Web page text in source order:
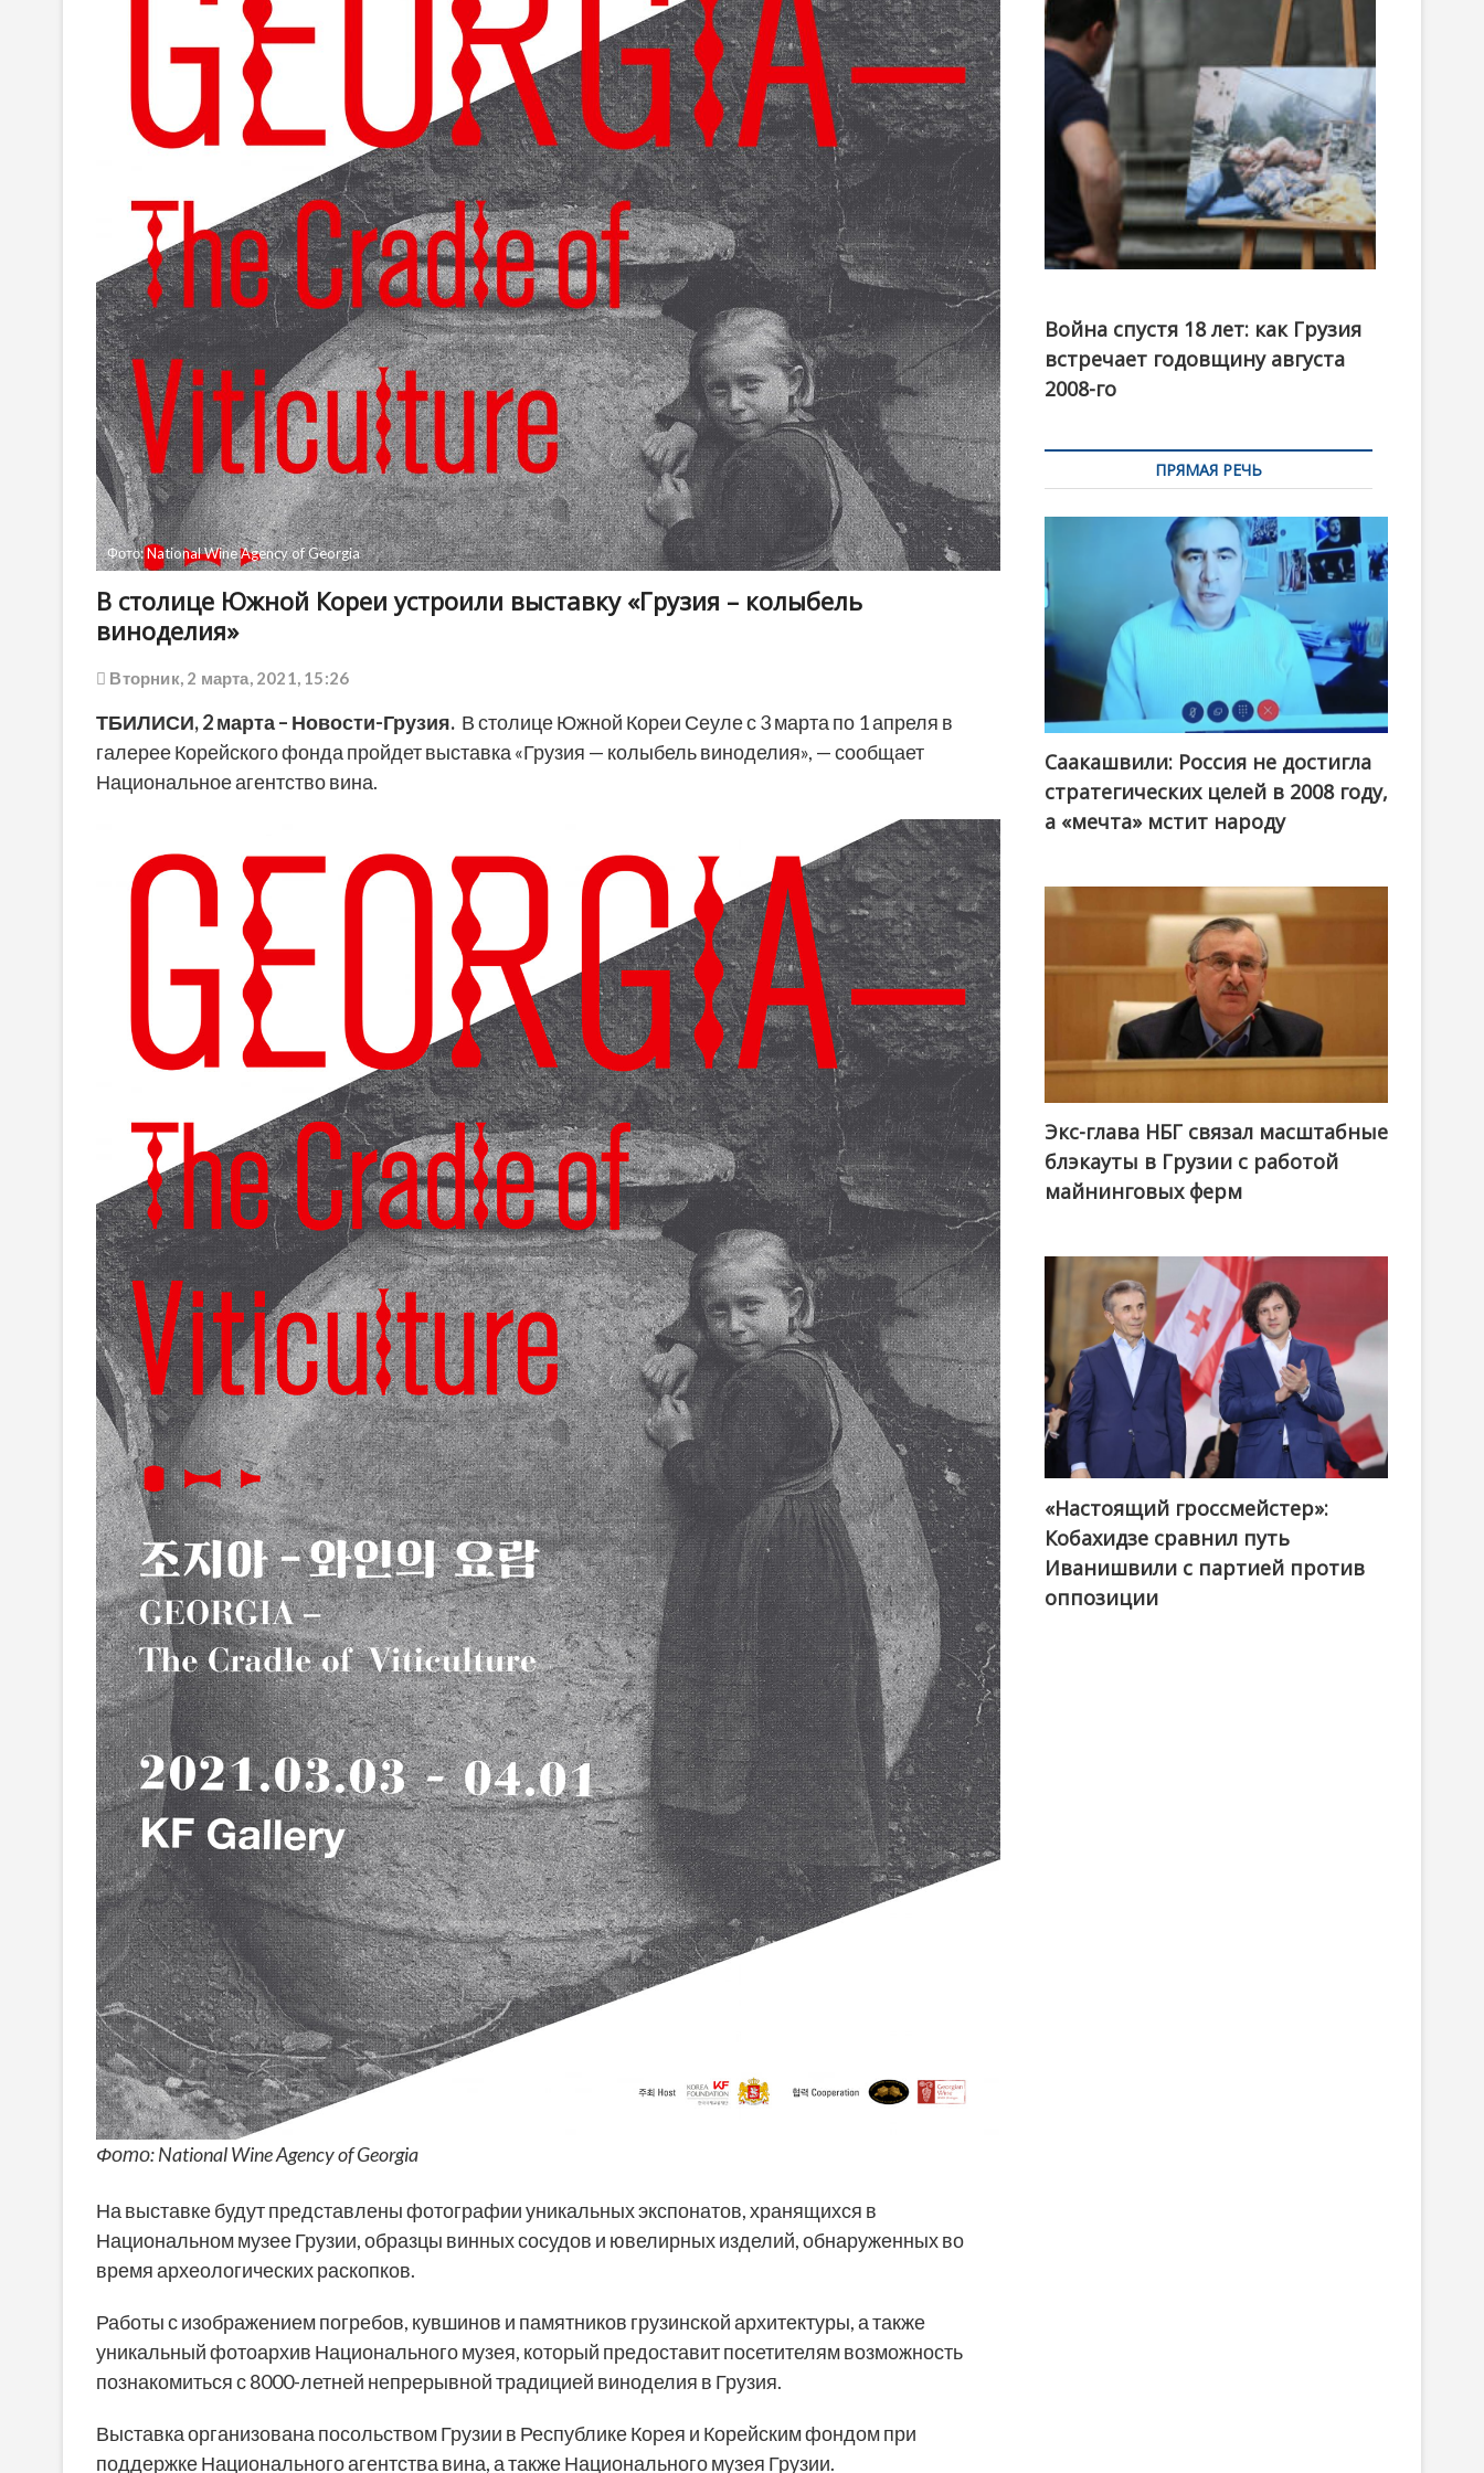
o
n
Фото: National Wine Agency of Georgia
В столице Южной Кореи устроили выставку «Грузия – колыбель
виноделия»
Вторник, 2 марта, 2021, 15:26
ТБИЛИСИ,2 марта– Новости-Грузия. В столице Южной Кореи Сеуле с 3 марта по 1 апреля в
галерее Корейского фонда пройдет выставка «Грузия — колыбель виноделия», — сообщает
Национальное агентство вина.
Фото: National Wine Agency of Georgia
На выставке будут представлены фотографии уникальных экспонатов, хранящихся в
Национальном музее Грузии, образцы винных сосудов и ювелирных изделий, обнаруженных во
время археологических раскопков.
Работы с изображением погребов, кувшинов и памятников грузинской архитектуры, а также
уникальный фотоархив Национального музея, который предоставит посетителям возможность
познакомиться с 8000-летней непрерывной традицией виноделия в Грузия.
Выставка организована посольством Грузии в Республике Корея и Корейским фондом при
поддержке Национального агентства вина, а также Национального музея Грузии.
канал
Война спустя 18 лет: как Грузия
встречает годовщину августа
2008-го
ПРЯМАЯ РЕЧЬ
Саакашвили: Россия не достигла
стратегических целей в 2008 году,
а «мечта» мстит народу
Экс-глава НБГ связал масштабные
блэкауты в Грузии с работой
майнинговых ферм
@ქართული ოცნება / Georgian Dream
«Настоящий гроссмейстер»:
Кобахидзе сравнил путь
Иванишвили с партией против
оппозиции